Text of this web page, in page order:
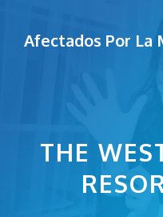
Afectados Por La
THE